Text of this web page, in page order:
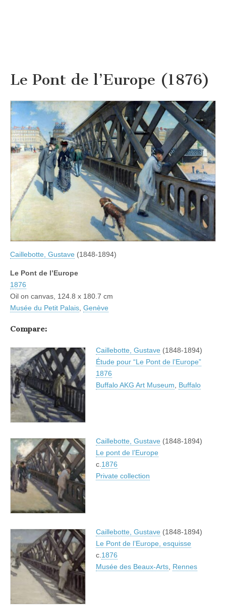
Le Pont de l’Europe (1876)
Caillebotte, Gustave (1848-1894)
Le Pont de l’Europe
1876
Oil on canvas, 124.8 x 180.7 cm
Musée du Petit Palais, Genève
Compare:
Caillebotte, Gustave (1848-1894)
Étude pour “Le Pont de l’Europe”
1876
Buffalo AKG Art Museum
Buffalo
Caillebotte, Gustave (1848-1894)
Le pont de l’Europe
c. 1876
Private collection
Caillebotte, Gustave (1848-1894)
Le Pont de l’Europe, esquisse
c. 1876
Musée des Beaux-Arts Rennes